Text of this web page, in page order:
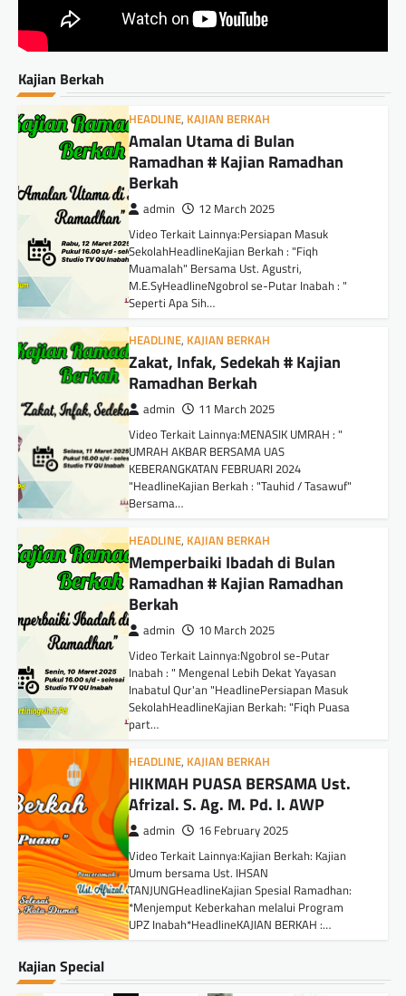
Kajian Berkah
HEADLINE, KAJIAN BERKAH
Amalan Utama di Bulan
Ramadhan # Kajian Ramadhan
Berkah
admin 12 March 2025
Video Terkait Lainnya:Persiapan Masuk
SekolahHeadlineKajian Berkah : "Fiqh
Muamalah" Bersama Ust. Agustri,
M.E.SyHeadlineNgobrol se-Putar Inabah : "
Seperti Apa Sih…
HEADLINE, KAJIAN BERKAH
Zakat, Infak, Sedekah # Kajian
Ramadhan Berkah
admin 11 March 2025
Video Terkait Lainnya:MENASIK UMRAH : "
UMRAH AKBAR BERSAMA UAS
KEBERANGKATAN FEBRUARI 2024
"HeadlineKajian Berkah : "Tauhid / Tasawuf"
Bersama…
HEADLINE, KAJIAN BERKAH
Memperbaiki Ibadah di Bulan
Ramadhan # Kajian Ramadhan
Berkah
admin 10 March 2025
Video Terkait Lainnya:Ngobrol se-Putar
Inabah : " Mengenal Lebih Dekat Yayasan
Inabatul Qur'an "HeadlinePersiapan Masuk
SekolahHeadlineKajian Berkah: "Fiqh Puasa
part…
HEADLINE, KAJIAN BERKAH
HIKMAH PUASA BERSAMA Ust.
Afrizal. S. Ag. M. Pd. I. AWP
admin 16 February 2025
Video Terkait Lainnya:Kajian Berkah: Kajian
Umum bersama Ust. IHSAN
TANJUNGHeadlineKajian Spesial Ramadhan:
*Menjemput Keberkahan melalui Program
UPZ Inabah*HeadlineKAJIAN BERKAH :…
Kajian Special